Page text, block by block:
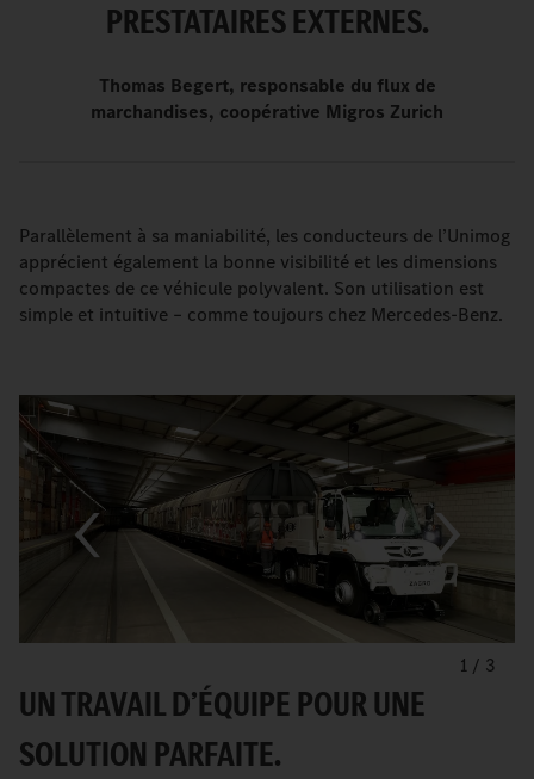
PRESTATAIRES EXTERNES.
Thomas Begert, responsable du flux de
marchandises, coopérative Migros Zurich
Parallèlement à sa maniabilité, les conducteurs de l’Unimog
apprécient également la bonne visibilité et les dimensions
compactes de ce véhicule polyvalent. Son utilisation est
simple et intuitive – comme toujours chez Mercedes-Benz.
1 / 3
UN TRAVAIL D’ÉQUIPE POUR UNE
SOLUTION PARFAITE.